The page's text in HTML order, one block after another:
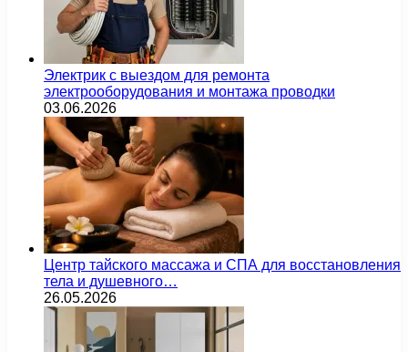
Электрик с выездом для ремонта
электрооборудования и монтажа проводки
03.06.2026
Центр тайского массажа и СПА для восстановления
тела и душевного…
26.05.2026